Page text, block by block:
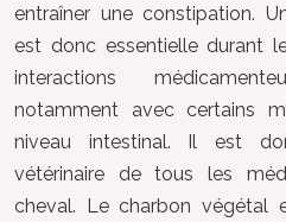
entraîner une constipation.
est donc essentielle durant
interactions
notamment avec certains
niveau intestinal. Il est
vétérinaire de tous les
cheval. Le charbon végétal